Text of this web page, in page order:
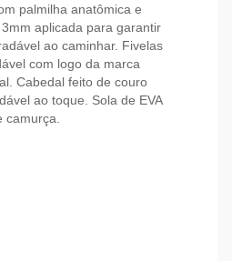
palmilha anatômica e
aplicada para garantir
ao caminhar. Fivelas
com logo da marca
Cabedal feito de couro
ao toque. Sola de EVA